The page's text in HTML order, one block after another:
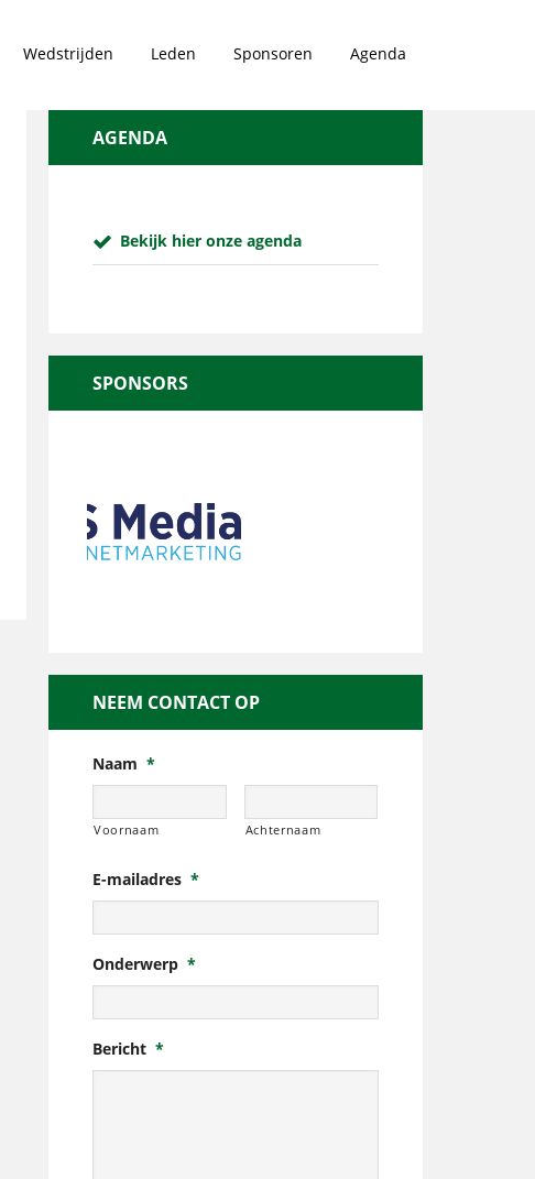
Wedstrijden Leden Sponsoren Agenda
AGENDA
Bekijk hier onze agenda
SPONSORS
NEEM CONTACT OP
Naam *
Voornaam Achternaam
E-mailadres *
Onderwerp *
Bericht *